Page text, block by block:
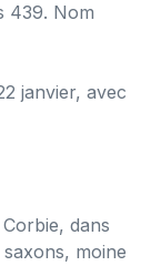
439. Nom
janvier, avec
dans
saxons, moine